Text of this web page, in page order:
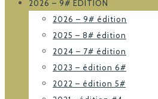
2026 – 9# ÉDITION
2026 – 9# édition
2025 – 8# édition
2024 – 7# édition
2023 – édition 6#
2022 – édition 5#